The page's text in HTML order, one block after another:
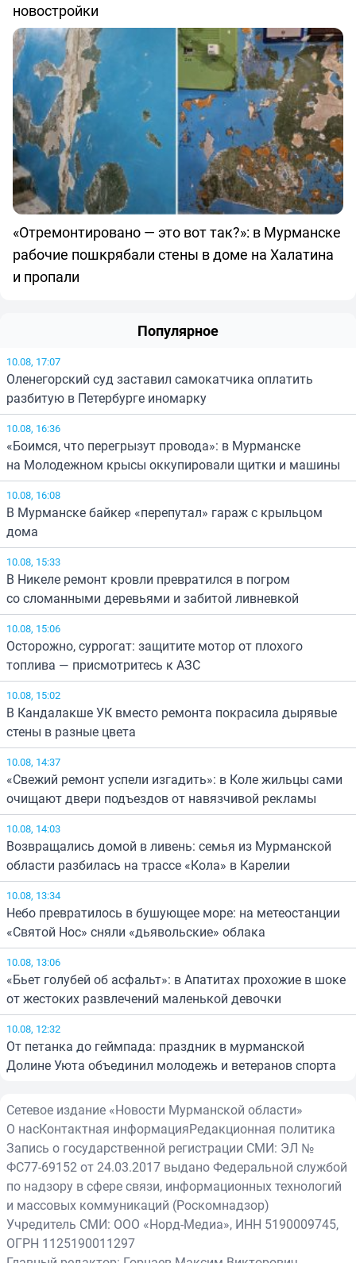
новостройки
«Отремонтировано — это вот так?»: в Мурманске
рабочие пошкрябали стены в доме на Халатина
и пропали
Популярное
10.08, 17:07
Оленегорский суд заставил самокатчика оплатить
разбитую в Петербурге иномарку
10.08, 16:36
«Боимся, что перегрызут провода»: в Мурманске
на Молодежном крысы оккупировали щитки и машины
10.08, 16:08
В Мурманске байкер «перепутал» гараж с крыльцом
дома
10.08, 15:33
В Никеле ремонт кровли превратился в погром
со сломанными деревьями и забитой ливневкой
10.08, 15:06
Осторожно, суррогат: защитите мотор от плохого
топлива — присмотритесь к АЗС
10.08, 15:02
В Кандалакше УК вместо ремонта покрасила дырявые
стены в разные цвета
10.08, 14:37
«Свежий ремонт успели изгадить»: в Коле жильцы сами
очищают двери подъездов от навязчивой рекламы
10.08, 14:03
Возвращались домой в ливень: семья из Мурманской
области разбилась на трассе «Кола» в Карелии
10.08, 13:34
Небо превратилось в бушующее море: на метеостанции
«Святой Нос» сняли «дьявольские» облака
10.08, 13:06
«Бьет голубей об асфальт»: в Апатитах прохожие в шоке
от жестоких развлечений маленькой девочки
10.08, 12:32
От петанка до геймпада: праздник в мурманской
Долине Уюта объединил молодежь и ветеранов спорта
Сетевое издание «Новости Мурманской области»
О насКонтактная информацияРедакционная политика
Запись о государственной регистрации СМИ: ЭЛ №
ФС77-69152 от 24.03.2017 выдано Федеральной службой
по надзору в сфере связи, информационных технологий
и массовых коммуникаций (Роскомнадзор)
Учредитель СМИ: ООО «Норд-Медиа», ИНН 5190009745,
ОГРН 1125190011297